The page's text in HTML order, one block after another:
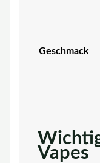
Geschmack
Vapes